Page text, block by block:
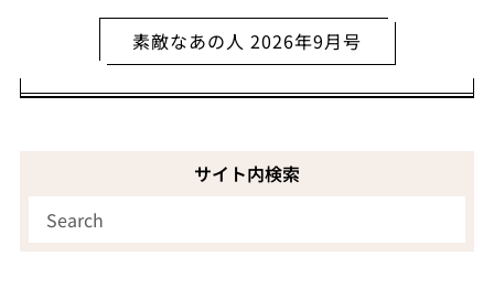
素敵なあの人 2026年9月号
サイト内検索